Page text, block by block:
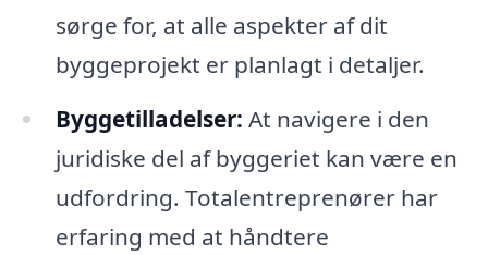
sørge for, at alle aspekter af dit
byggeprojekt er planlagt i detaljer.
Byggetilladelser: At navigere i den
juridiske del af byggeriet kan være en
udfordring. Totalentreprenører har
erfaring med at håndtere